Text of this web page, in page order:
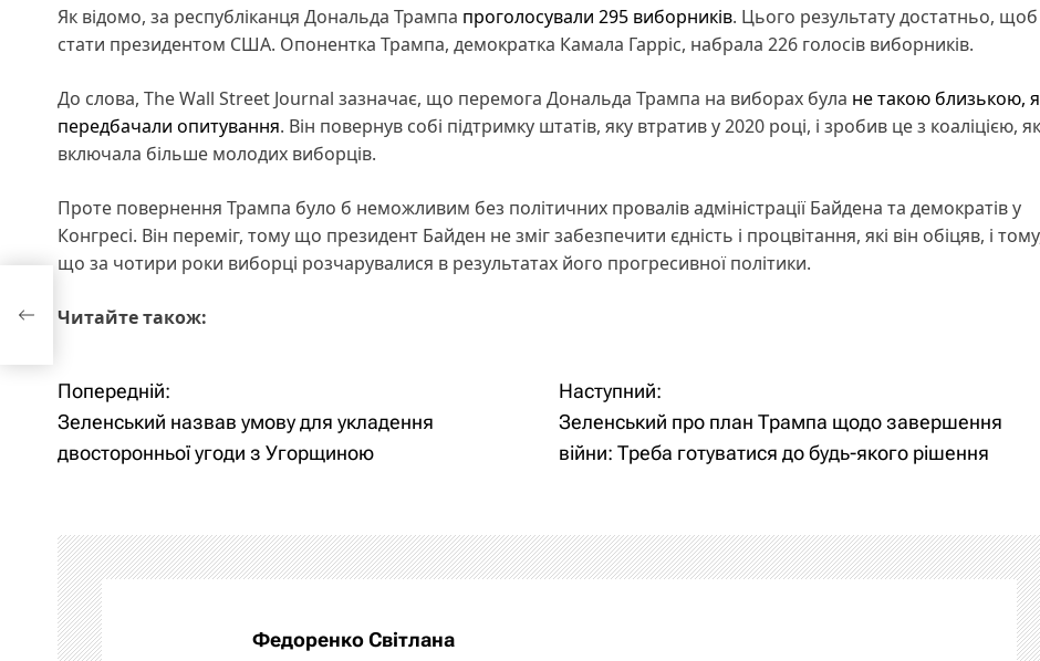
Як відомо, за республіканця Дональда Трампа проголосували 295 виборників. Цього результату достатньо, щоб
стати президентом США. Опонентка Трампа, демократка Камала Гарріс, набрала 226 голосів виборників.
До слова, The Wall Street Journal зазначає, що перемога Дональда Трампа на виборах була не такою близькою,
передбачали опитування. Він повернув собі підтримку штатів, яку втратив у 2020 році, і зробив це з коаліцією,
включала більше молодих виборців.
Проте повернення Трампа було б неможливим без політичних провалів адміністрації Байдена та демократів у
Конгресі. Він переміг, тому що президент Байден не зміг забезпечити єдність і процвітання, які він обіцяв, і
що за чотири роки виборці розчарувалися в результатах його прогресивної політики.
Читайте також:
Н
а
і
г
а
Попередній:
Зеленський назвав умову для укладення
двосторонньої угоди з Угорщиною
Наступний:
Зеленський про план Трампа щодо завершення
війни: Треба готуватися до будь-якого рішення
Федоренко Світлана